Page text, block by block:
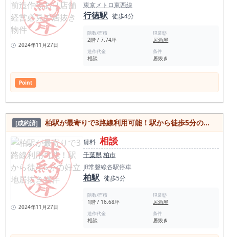
2024年11月27日
東京メトロ東西線
行徳駅 徒歩4分
階数/面積
2階 / 7.74坪
現業態
居酒屋
造作代金
相談
条件
居抜き
Point
[成約済] 柏駅が最寄りで3路線利用可能！駅から徒歩5分の好立地居抜き物件
2024年11月27日
賃料 相談
千葉県柏市
JR常磐線各駅停車
柏駅 徒歩5分
階数/面積
1階 / 16.68坪
現業態
居酒屋
造作代金
相談
条件
居抜き